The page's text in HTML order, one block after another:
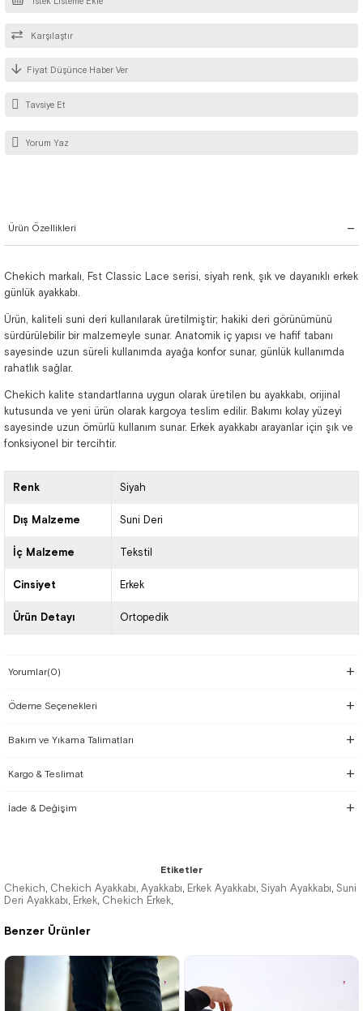
Karşılaştır
Fiyat Düşünce Haber Ver
Tavsiye Et
Yorum Yaz
Ürün Özellikleri
Chekich markalı, Fst Classic Lace serisi, siyah renk, şık ve dayanıklı erkek
günlük ayakkabı.
Ürün, kaliteli suni deri kullanılarak üretilmiştir; hakiki deri görünümünü
sürdürülebilir bir malzemeyle sunar. Anatomik iç yapısı ve hafif tabanı
sayesinde uzun süreli kullanımda ayağa konfor sunar, günlük kullanımda
rahatlık sağlar.
Chekich kalite standartlarına uygun olarak üretilen bu ayakkabı, orijinal
kutusunda ve yeni ürün olarak kargoya teslim edilir. Bakımı kolay yüzeyi
sayesinde uzun ömürlü kullanım sunar. Erkek ayakkabı arayanlar için şık ve
fonksiyonel bir tercihtir.
Renk Siyah
Dış Malzeme Suni Deri
İç Malzeme Tekstil
Cinsiyet Erkek
Ürün Detayı Ortopedik
Yorumlar(0)
Ödeme Seçenekleri
Bakım ve Yıkama Talimatları
Kargo & Teslimat
İade & Değişim
Benzer Ürünler
Etiketler
Chekich, Chekich Ayakkabı, Ayakkabı, Erkek Ayakkabı, Siyah Ayakkabı, Suni
Deri Ayakkabı, Erkek, Chekich Erkek,